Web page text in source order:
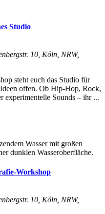
Studio
10, Köln, NRW,
steht euch das Studio für
offen. Ob Hip-Hop, Rock,
experimentelle Sounds – ihr ...
Workshop
10, Köln, NRW,